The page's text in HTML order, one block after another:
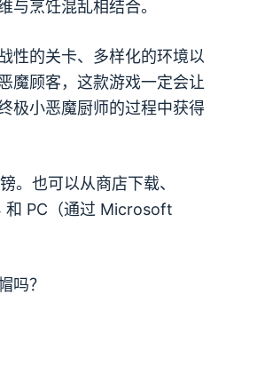
与烹饪混乱相结合。
性的关卡、多样化的环境以
魔顾客，这款游戏一定会让
极小恶魔厨师的过程中获得
。也可以从商店下载、
PC（通过 Microsoft
吗？